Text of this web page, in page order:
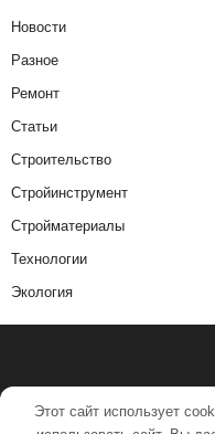
Новости
Разное
Ремонт
Статьи
Строительство
Стройинструмент
Стройматериалы
Технологии
Экология
Этот сайт использует